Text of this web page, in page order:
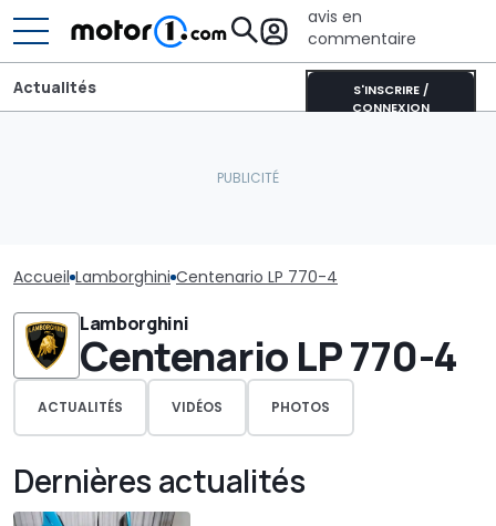
avis en
commentaire
S'INSCRIRE /
CONNEXION
Actualités
Accueil Lamborghini Centenario LP 770-4
Lamborghini
Centenario LP 770-4
ACTUALITÉS VIDÉOS PHOTOS
Dernières actualités